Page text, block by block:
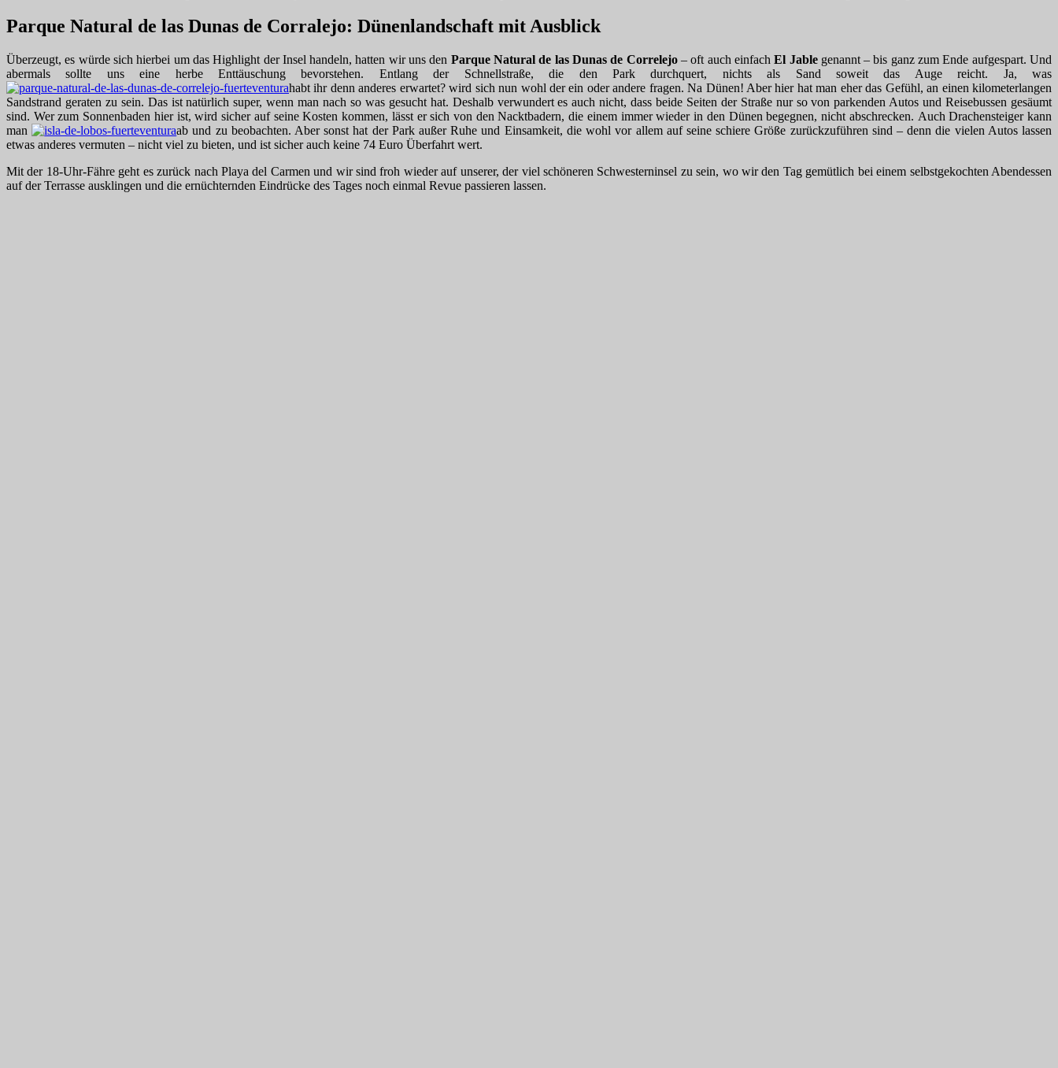
Parque Natural de las Dunas de Corralejo: Dünenlandschaft mit Ausblick
Überzeugt, es würde sich hierbei um das Highlight der Insel handeln, hatten wir uns den Parque Natural de las Dunas de Correlejo– oft auch einfachEl Jablegenannt – bis ganz zum Ende aufgespart. Und
abermals sollte uns eine herbe Enttäuschung bevorstehen. Entlang der Schnellstraße, die den Park durchquert, nichts als Sand soweit das Auge reicht. Ja, was
habt ihr denn anderes erwartet? wird sich nun wohl der ein oder andere fragen. Na Dünen! Aber hier hat man eher das Gefühl, an einen kilometerlangen
Sandstrand geraten zu sein. Das ist natürlich super, wenn man nach so was gesucht hat. Deshalb verwundert es auch nicht, dass beide Seiten der Straße nur so von parkenden Autos und Reisebussen gesäumt
sind. Wer zum Sonnenbaden hier ist, wird sicher auf seine Kosten kommen, lässt er sich von den Nacktbadern, die einem immer wieder in den Dünen begegnen, nicht abschrecken. Auch Drachensteiger kann
man
ab und zu beobachten. Aber sonst hat der Park außer Ruhe und Einsamkeit, die wohl vor allem auf seine schiere Größe zurückzuführen sind – denn die vielen Autos lassen
etwas anderes vermuten – nicht viel zu bieten, und ist sicher auch keine 74 Euro Überfahrt wert.
Mit der 18-Uhr-Fähre geht es zurück nach Playa del Carmen und wir sind froh wieder auf unserer, der viel schöneren Schwesterninsel zu sein, wo wir den Tag gemütlich bei einem selbstgekochten Abendessen
auf der Terrasse ausklingen und die ernüchternden Eindrücke des Tages noch einmal Revue passieren lassen.